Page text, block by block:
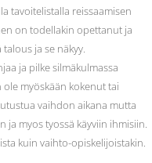
tavoitelistalla reissaamisen
on todellakin opettanut ja
ja se näkyy.
ja pilke silmäkulmassa
myöskään kokenut tai
vaihdon aikana mutta
myos tyossä käyviin ihmisiin.
kuin vaihto-opiskelijoistakin.